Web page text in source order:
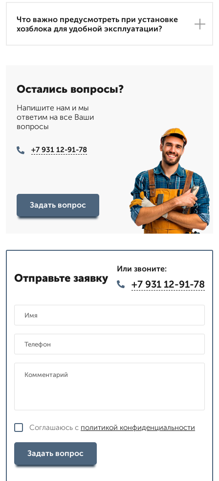
Что важно предусмотреть при установке
хозблока для удобной эксплуатации?
Остались вопросы?
Напишите нам и мы
ответим на все Ваши
вопросы
+7 931 12-91-78
Задать вопрос
Отправьте заявку
Или звоните:
+7 931 12-91-78
Соглашаюсь с политикой конфиденциальности
Задать вопрос